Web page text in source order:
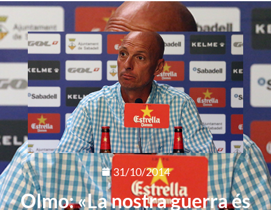
31/10/2014
Olmo: «La nostra guerra és